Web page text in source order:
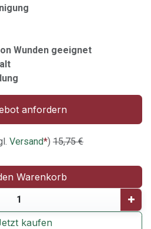
Wunden geeignet
anfordern
Versand*) 15,75€
Warenkorb
kaufen